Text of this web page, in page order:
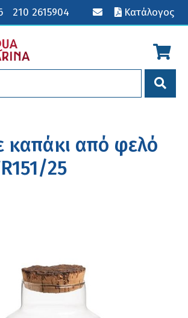
210 2615904 Κατάλογος
visibility
καπάκι από φελό
25